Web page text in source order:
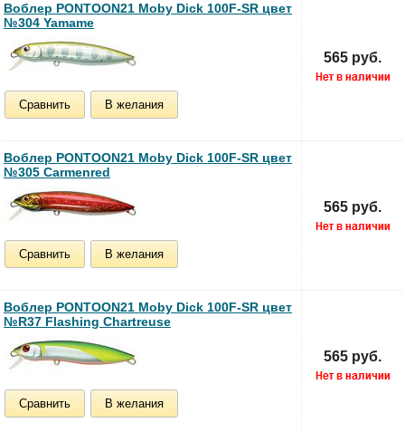
Воблер PONTOON21 Moby Dick 100F-SR цвет
№304 Yamame
Сравнить В желания
565 руб.
Воблер PONTOON21 Moby Dick 100F-SR цвет
№305 Carmenred
Сравнить В желания
565 руб.
Воблер PONTOON21 Moby Dick 100F-SR цвет
№R37 Flashing Chartreuse
Сравнить В желания
565 руб.